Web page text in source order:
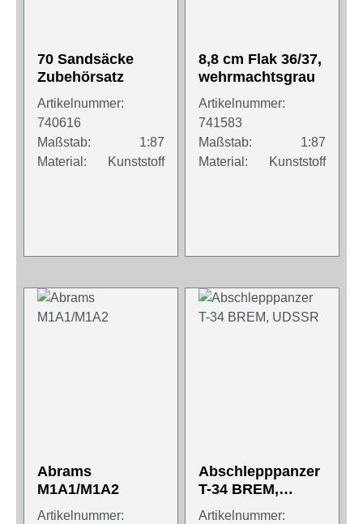
70 Sandsäcke
Zubehörsatz
Artikelnummer:
740616
Maßstab:
1:87
Material:
Kunststoff
8,8 cm Flak 36/37,
wehrmachtsgrau
Artikelnummer:
741583
Maßstab:
1:87
Material:
Kunststoff
Abrams
M1A1/M1A2
Artikelnummer:
Abschlepppanzer
T-34 BREM,
UDSSR
Artikelnummer: